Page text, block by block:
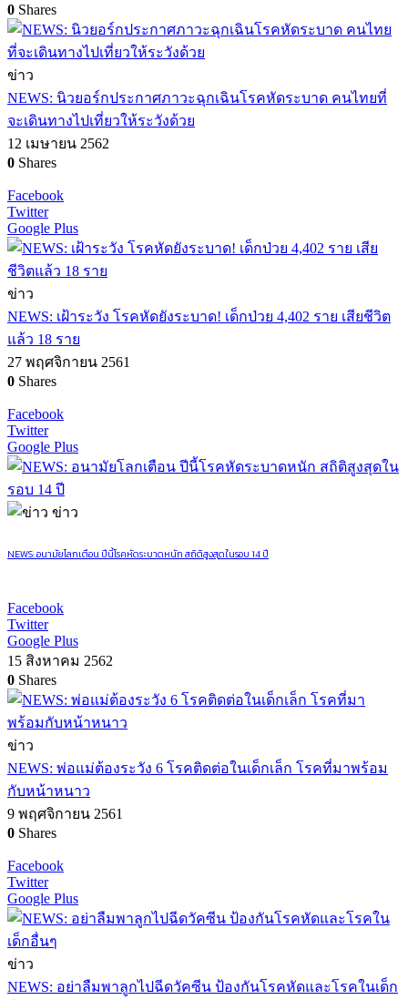
0 Shares
ข่าว
NEWS: นิวยอร์กประกาศภาวะฉุกเฉินโรคหัดระบาด คนไทยที่
จะเดินทางไปเที่ยวให้ระวังด้วย
12 เมษายน 2562
0 Shares
Facebook
Twitter
Google Plus
ข่าว
NEWS: เฝ้าระวัง โรคหัดยังระบาด! เด็กป่วย 4,402 ราย เสียชีวิต
แล้ว 18 ราย
27 พฤศจิกายน 2561
0 Shares
Facebook
Twitter
Google Plus
ข่าว
NEWS: อนามัยโลกเตือน ปีนี้โรคหัดระบาดหนัก สถิติสูงสุดในรอบ 14 ปี
Facebook
Twitter
Google Plus
15 สิงหาคม 2562
0 Shares
ข่าว
NEWS: พ่อแม่ต้องระวัง 6 โรคติดต่อในเด็กเล็ก โรคที่มาพร้อม
กับหน้าหนาว
9 พฤศจิกายน 2561
0 Shares
Facebook
Twitter
Google Plus
ข่าว
NEWS: อย่าลืมพาลูกไปฉีดวัคซีน ป้องกันโรคหัดและโรคในเด็ก